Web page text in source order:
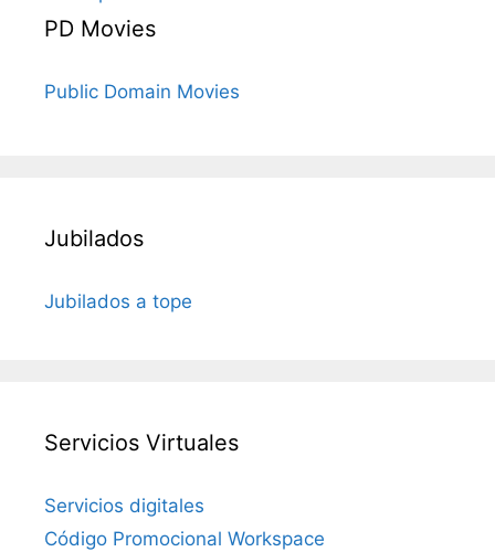
PD Movies
Public Domain Movies
Jubilados
Jubilados a tope
Servicios Virtuales
Servicios digitales
Código Promocional Workspace